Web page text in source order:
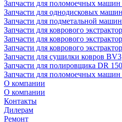
Запчасти для поломоечных
Запчасти для однодисковых
Запчасти для подметальной
Запчасти для коврового
Запчасти для коврового
Запчасти для коврового
Запчасти для сушилки ковров BV3
Запчасти для полировщика DR
Запчасти для поломоечных
О компании
О компании
Контакты
Дилерам
Ремонт